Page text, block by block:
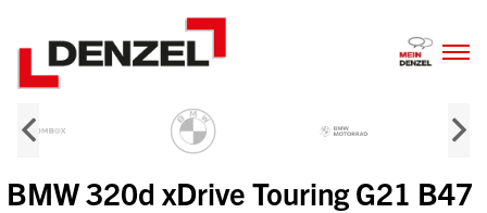
Inhalt
BMW 320d xDrive Touring G21 B47